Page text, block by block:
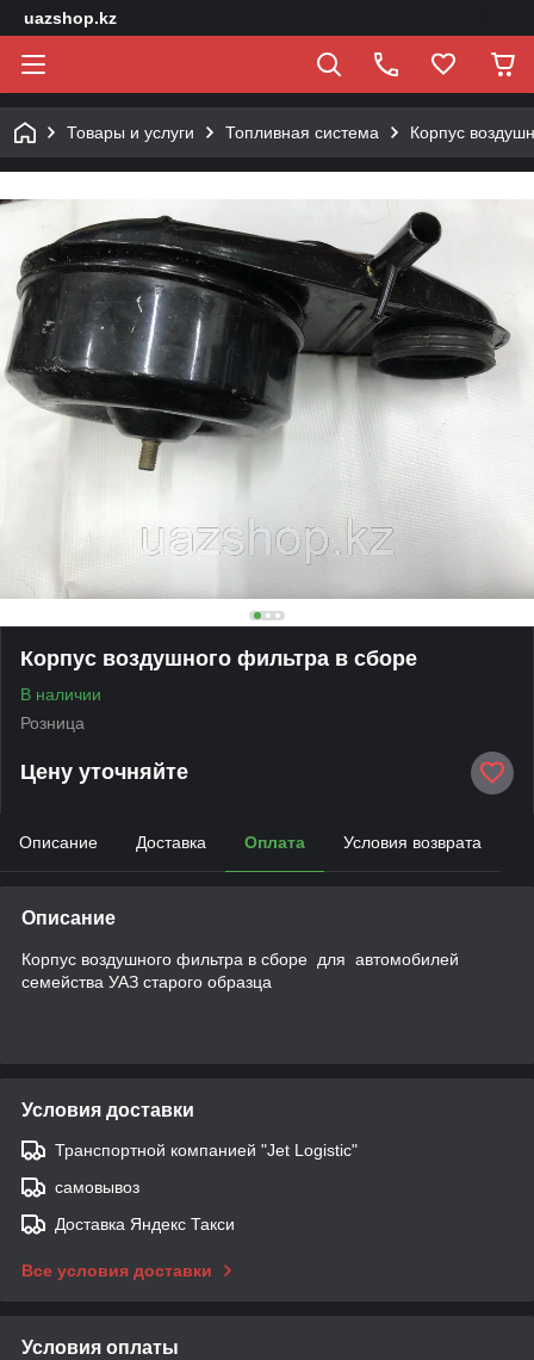
uazshop.kz
Товары и услуги Топливная система Корпус
Корпус воздушного фильтра в сборе
В наличии
Розница
Цену уточняйте
Описание Доставка Оплата Условия возврата
Описание
Корпус воздушного фильтра в сборе для автомобилей
семейства УАЗ старого образца
Условия доставки
Транспортной компанией "Jet Logistic"
самовывоз
Доставка Яндекс Такси
Все условия доставки
Условия оплаты